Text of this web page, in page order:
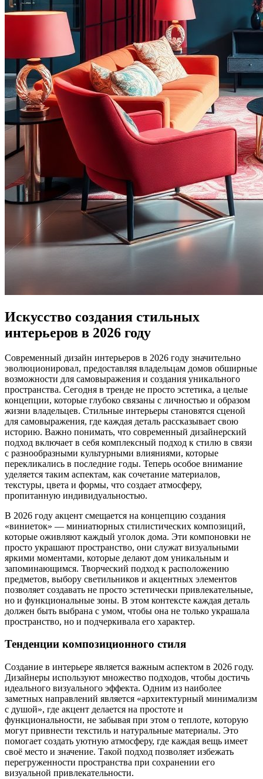
Искусство создания стильных
интерьеров в 2026 году
Современный дизайн интерьеров в 2026 году значительно
эволюционировал, предоставляя владельцам домов обширные
возможности для самовыражения и создания уникального
пространства. Сегодня в тренде не просто эстетика, а целые
концепции, которые глубоко связаны с личностью и образом
жизни владельцев. Стильные интерьеры становятся сценой
для самовыражения, где каждая деталь рассказывает свою
историю. Важно понимать, что современный дизайнерский
подход включает в себя комплексный подход к стилю в связи
с разнообразными культурными влияниями, которые
перекликались в последние годы. Теперь особое внимание
уделяется таким аспектам, как сочетание материалов,
текстуры, цвета и формы, что создает атмосферу,
пропитанную индивидуальностью.
В 2026 году акцент смещается на концепцию создания
«виниеток» — миниатюрных стилистических композиций,
которые оживляют каждый уголок дома. Эти компоновки не
просто украшают пространство, они служат визуальными
яркими моментами, которые делают дом уникальным и
запоминающимся. Творческий подход к расположению
предметов, выбору светильников и акцентных элементов
позволяет создавать не просто эстетически привлекательные,
но и функциональные зоны. В этом контексте каждая деталь
должен быть выбрана с умом, чтобы она не только украшала
пространство, но и подчеркивала его характер.
Тенденции композиционного стиля
Создание в интерьере является важным аспектом в 2026 году.
Дизайнеры используют множество подходов, чтобы достичь
идеального визуального эффекта. Одним из наиболее
заметных направлений является «архитектурный минимализм
с душой», где акцент делается на простоте и
функциональности, не забывая при этом о теплоте, которую
могут привнести текстиль и натуральные материалы. Это
помогает создать уютную атмосферу, где каждая вещь имеет
своё место и значение. Такой подход позволяет избежать
перегруженности пространства при сохранении его
визуальной привлекательности.